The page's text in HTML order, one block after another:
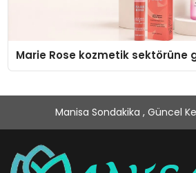
Marie Rose kozmetik sektörüne
Manisa Sondakika , Güncel